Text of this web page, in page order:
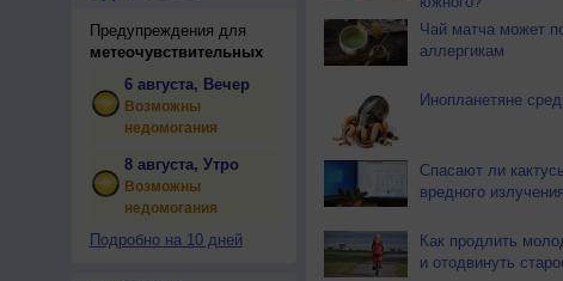
Предупреждения для
метеочувствительных
6 августа, Вечер
Возможны
недомогания
8 августа, Утро
Возможны
недомогания
Подробно на 10 дней
Чай матча может
аллергикам
Инопланетяне
Спасают ли
вредного
Как продлить
и отодвинуть